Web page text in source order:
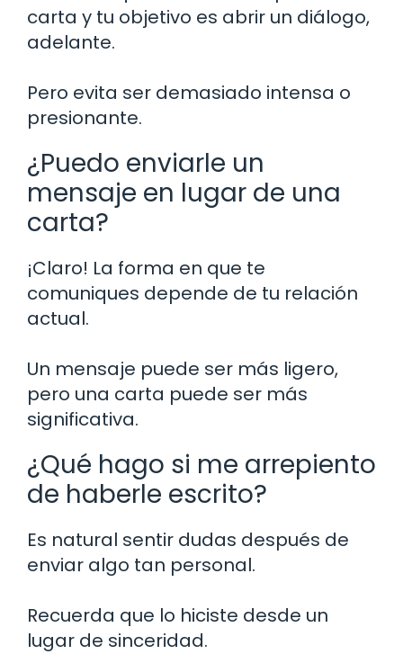
carta y tu objetivo es abrir un diálogo,
adelante.
Pero evita ser demasiado intensa o
presionante.
¿Puedo enviarle un
mensaje en lugar de una
carta?
¡Claro! La forma en que te
comuniques depende de tu relación
actual.
Un mensaje puede ser más ligero,
pero una carta puede ser más
significativa.
¿Qué hago si me arrepiento
de haberle escrito?
Es natural sentir dudas después de
enviar algo tan personal.
Recuerda que lo hiciste desde un
lugar de sinceridad.